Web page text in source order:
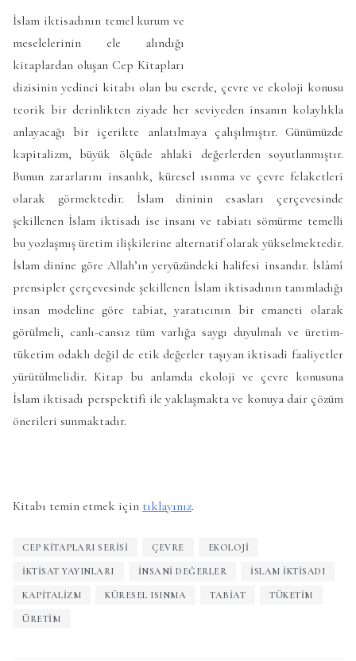
İslam iktisadının temel kurum ve
meselelerinin ele alındığı
kitaplardan oluşan Cep Kitapları
dizisinin yedinci kitabı olan bu eserde, çevre ve ekoloji konusu
teorik bir derinlikten ziyade her seviyeden insanın kolaylıkla
anlayacağı bir içerikte anlatılmaya çalışılmıştır. Günümüzde
kapitalizm, büyük ölçüde ahlaki değerlerden soyutlanmıştır.
Bunun zararlarını insanlık, küresel ısınma ve çevre felaketleri
olarak görmektedir. İslam dininin esasları çerçevesinde
şekillenen İslam iktisadı ise insanı ve tabiatı sömürme temelli
bu yozlaşmış üretim ilişkilerine alternatif olarak yükselmektedir.
İslam dinine göre Allah’ın yeryüzündeki halifesi insandır. İslâmî
prensipler çerçevesinde şekillenen İslam iktisadının tanımladığı
insan modeline göre tabiat, yaratıcının bir emaneti olarak
görülmeli, canlı-cansız tüm varlığa saygı duyulmalı ve üretim-
tüketim odaklı değil de etik değerler taşıyan iktisadi faaliyetler
yürütülmelidir. Kitap bu anlamda ekoloji ve çevre konusuna
İslam iktisadı perspektifi ile yaklaşmakta ve konuya dair çözüm
önerileri sunmaktadır.
Kitabı temin etmek için tıklayınız.
CEP KITAPLARI SERISI ÇEVRE EKOLOJI
İKTISAT YAYINLARI İNSANI DEĞERLER ISLAM IKTISADI
KAPITALIZM KÜRESEL ISINMA TABIAT TÜKETIM
ÜRETIM